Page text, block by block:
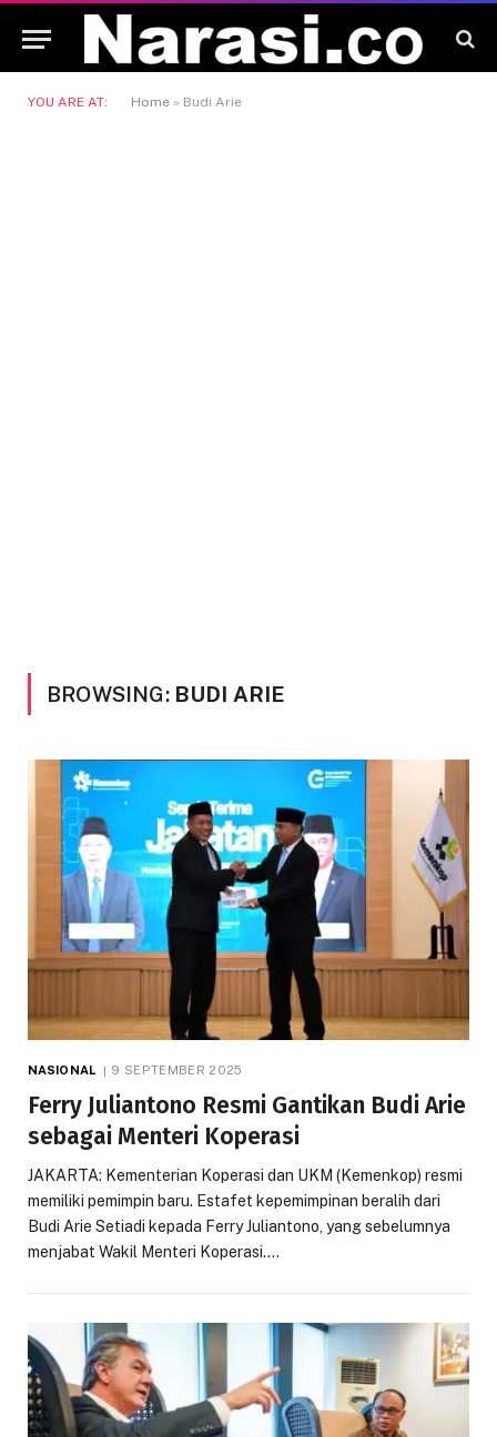
YOU ARE AT: Home » Budi Arie
BROWSING: BUDI ARIE
NASIONAL 9 SEPTEMBER 2025
Ferry Juliantono Resmi Gantikan Budi Arie
sebagai Menteri Koperasi
JAKARTA: Kementerian Koperasi dan UKM (Kemenkop) resmi
memiliki pemimpin baru. Estafet kepemimpinan beralih dari
Budi Arie Setiadi kepada Ferry Juliantono, yang sebelumnya
menjabat Wakil Menteri Koperasi.…